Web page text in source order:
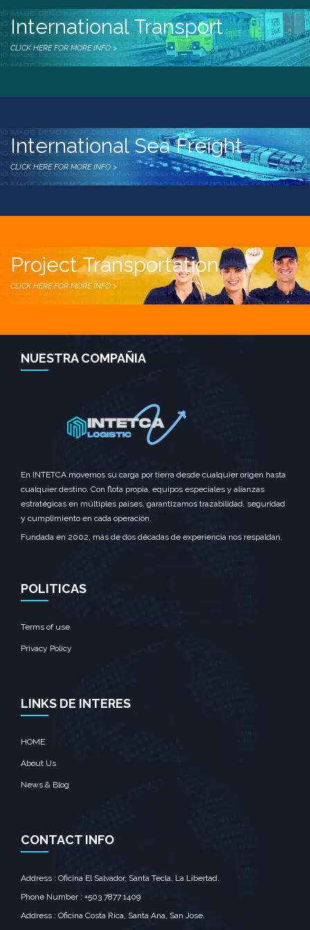
International Transport
CLICK HERE FOR MORE INFO >
International Sea Freight
CLICK HERE FOR MORE INFO >
Project Transportation
CLICK HERE FOR MORE INFO >
NUESTRA COMPAÑIA
En INTETCA movemos su carga por tierra desde cualquier origen hasta
cualquier destino. Con flota propia, equipos especiales y alianzas
estratégicas en múltiples países, garantizamos trazabilidad, seguridad
y cumplimiento en cada operación.
Fundada en 2002, más de dos décadas de experiencia nos respaldan.
POLITICAS
Terms of use
Privacy Policy
LINKS DE INTERES
HOME
About Us
News & Blog
CONTACT INFO
Address : Oficina El Salvador, Santa Tecla, La Libertad.
Phone Number : +503 7877 1409
Address : Oficina Costa Rica, Santa Ana, San Jose.